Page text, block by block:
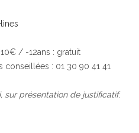
/ -12ans : gratuit
: 01 30 90 41 41
sur présentation de justificatif.